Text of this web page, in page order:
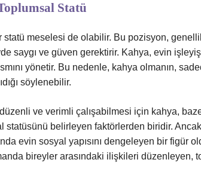
Statü
meselesi de olabilir. Bu pozisyon,
saygı ve güven gerektirir. Kahya, evin
yönetir. Bu nedenle, kahya olmanın,
söylenebilir.
düzenli ve verimli çalışabilmesi için kahya,
statüsünü belirleyen faktörlerden biridir.
evin sosyal yapısını dengeleyen bir figür
bireyler arasındaki ilişkileri düzenleyen,